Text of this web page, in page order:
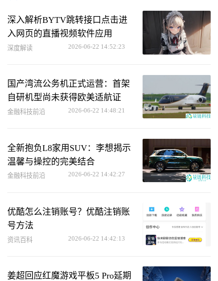
深入解析BYTV跳转接口点击进
入网页的直播视频软件应用
深度解读 2026-06-22 14:52:23
国产湾流公务机正式运营：首架
自研机型尚未获得欧美适航证
金融科技前沿 2026-06-22 14:48:21
全新抱负L8家用SUV：李想揭示
温馨与操控的完美结合
金融科技前沿 2026-06-22 14:42:27
优酷怎么注销账号？优酷注销账
号方法
资讯百科 2026-06-22 14:42:13
姜超回应红魔游戏平板5 Pro延期